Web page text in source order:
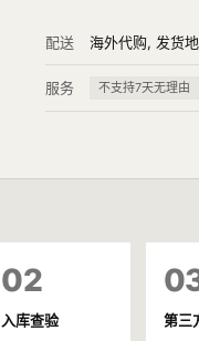
配送 海外代购, 发货
服务 不支持7天无理由
02
入库查验 第三